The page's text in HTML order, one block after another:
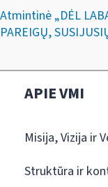
Atmintinė „DĖL
PAREIGŲ,
APIE VMI
Misija, Vizija ir
Struktūra ir